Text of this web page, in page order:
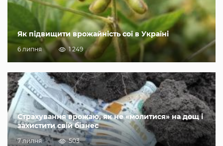
Як підвищити врожайність сої в Україні
6 липня 1 249
Страхування врожаю, як не «молитися» на дощ і
захистити свій бізнес
7 липня 503